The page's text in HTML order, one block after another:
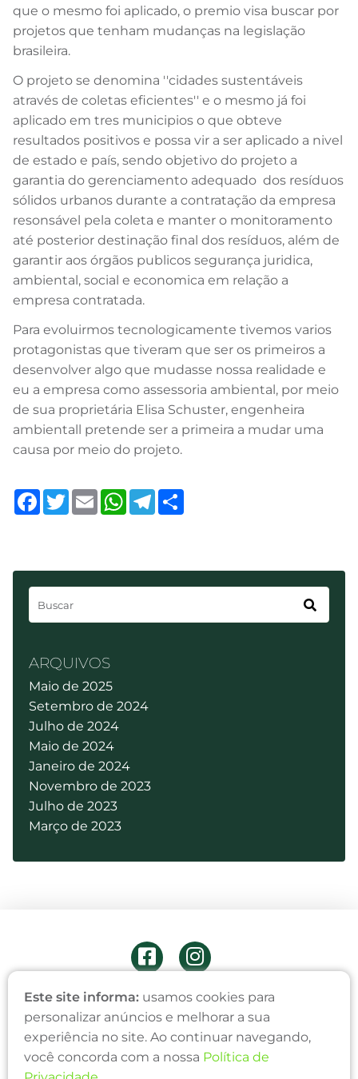
que o mesmo foi aplicado, o premio visa buscar por
projetos que tenham mudanças na legislação
brasileira.
O projeto se denomina ''cidades sustentáveis
através de coletas eficientes'' e o mesmo já foi
aplicado em tres municipios o que obteve
resultados positivos e possa vir a ser aplicado a nivel
de estado e país, sendo objetivo do projeto a
garantia do gerenciamento adequado dos resíduos
sólidos urbanos durante a contratação da empresa
resonsável pela coleta e manter o monitoramento
até posterior destinação final dos resíduos, além de
garantir aos órgãos publicos segurança juridica,
ambiental, social e economica em relação a
empresa contratada.
Para evoluirmos tecnologicamente tivemos varios
protagonistas que tiveram que ser os primeiros a
desenvolver algo que mudasse nossa realidade e
eu a empresa como assessoria ambiental, por meio
de sua proprietária Elisa Schuster, engenheira
ambientall pretende ser a primeira a mudar uma
causa por meio do projeto.
FacebookTwitterEmail WhatsApp
Telegram
ARQUIVOS
Maio de 2025
Setembro de 2024
Julho de 2024
Maio de 2024
Janeiro de 2024
Novembro de 2023
Julho de 2023
Março de 2023
ONDE ESTAMOS
Edifício Simonetti
Av. Alto Jacuí, 456 - Sala 13
Centro, Não-Me-Toque/RS
CEP: 99470-000
Este site informa: usamos cookies para
personalizar anúncios e melhorar a sua
experiência no site. Ao continuar navegando,
você concorda com a nossa Política de